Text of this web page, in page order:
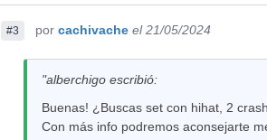
#3 por cachivache el 21/05/2024
"alberchigo escribió:
Buenas! ¿Buscas set con hihat, 2
Con más info podremos aconsejarte